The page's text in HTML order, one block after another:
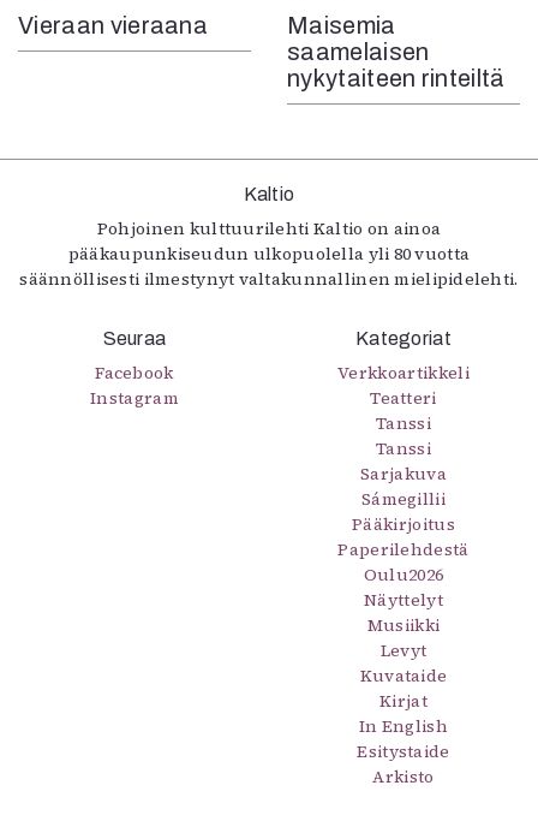
Vieraan vieraana
Maisemia
saamelaisen
nykytaiteen rinteiltä
Kaltio
Pohjoinen kulttuurilehti Kaltio on ainoa
pääkaupunkiseudun ulkopuolella yli 80 vuotta
säännöllisesti ilmestynyt valtakunnallinen mielipidelehti.
Seuraa
Facebook
Instagram
Kategoriat
Verkkoartikkeli
Teatteri
Tanssi
Tanssi
Sarjakuva
Sámegillii
Pääkirjoitus
Paperilehdestä
Oulu2026
Näyttelyt
Musiikki
Levyt
Kuvataide
Kirjat
In English
Esitystaide
Arkisto